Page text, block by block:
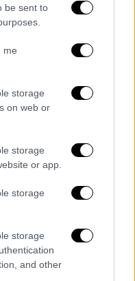
be sent to
me
storage
on web or
storage
or app.
storage
storage
and other
που έχουμε
είχε να
γραμμές
πλάνου
β) την
προσωπικού
εργαλεία και
που
φορά και γ) την
εξαιρετικά
αλυσίδας
του εμβολίου